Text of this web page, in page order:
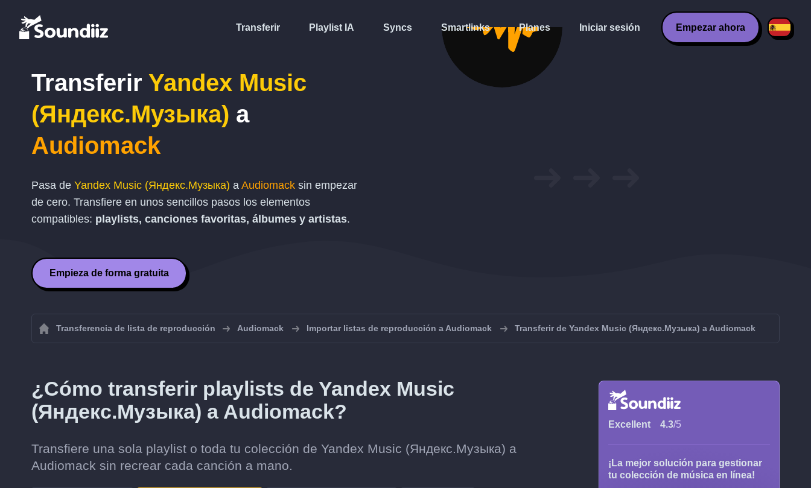
Transferir Playlist IA Syncs Smartlinks Planes Iniciar sesión Empezar ahora
Transferir Yandex Music
(Яндекс.Музыка) a
Audiomack
Pasa de Yandex Music (Яндекс.Музыка) a Audiomack sin empezar
de cero. Transfiere en unos sencillos pasos los elementos
compatibles: playlists, canciones favoritas, álbumes y artistas.
Empieza de forma gratuita
Transferencia de lista de reproducción Audiomack Importar listas de reproducción a Audiomack Transferir de Yandex Music (Яндекс.Музыка) a Audiomack
¿Cómo transferir playlists de Yandex Music
(Яндекс.Музыка) a Audiomack?
Transfiere una sola playlist o toda tu colección de Yandex Music (Яндекс.Музыка) a
Audiomack sin recrear cada canción a mano.
Excellent 4.3/5
¡La mejor solución para gestionar
tu colección de música en línea!